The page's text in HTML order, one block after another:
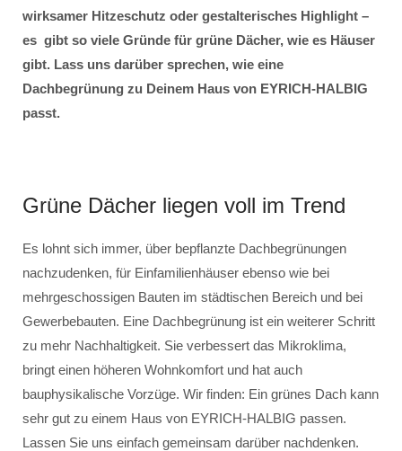
wirksamer Hitzeschutz oder gestalterisches Highlight –
es gibt so viele Gründe für grüne Dächer, wie es Häuser
gibt. Lass uns darüber sprechen, wie eine
Dachbegrünung zu Deinem Haus von EYRICH-HALBIG
passt.
Grüne Dächer liegen voll im Trend
Es lohnt sich immer, über bepflanzte Dachbegrünungen
nachzudenken, für Einfamilienhäuser ebenso wie bei
mehrgeschossigen Bauten im städtischen Bereich und bei
Gewerbebauten. Eine Dachbegrünung ist ein weiterer Schritt
zu mehr Nachhaltigkeit. Sie verbessert das Mikroklima,
bringt einen höheren Wohnkomfort und hat auch
bauphysikalische Vorzüge. Wir finden: Ein grünes Dach kann
sehr gut zu einem Haus von EYRICH-HALBIG passen.
Lassen Sie uns einfach gemeinsam darüber nachdenken.